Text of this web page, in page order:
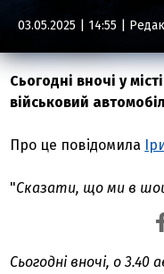
03.05.2025 | 14:55 |
Сьогодні вночі у
військовий
Про це повідомила
"Сказати, що ми в
Сьогодні вночі, о 3.40